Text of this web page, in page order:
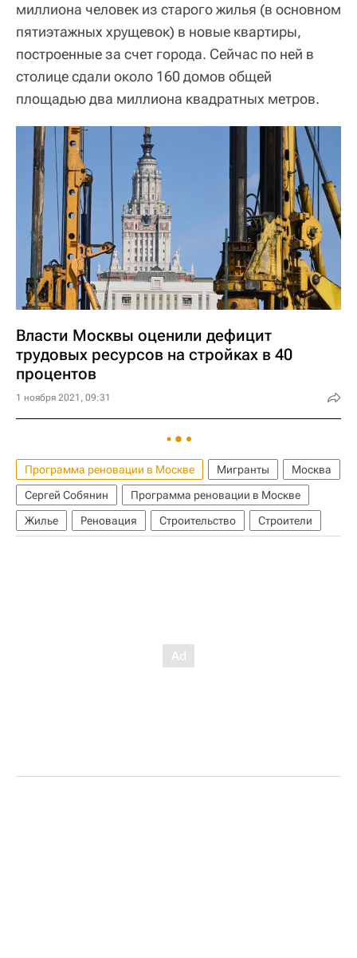
миллиона человек из старого жилья (в основном
пятиэтажных хрущевок) в новые квартиры,
построенные за счет города. Сейчас по ней в
столице сдали около 160 домов общей
площадью два миллиона квадратных метров.
Власти Москвы оценили дефицит
трудовых ресурсов на стройках в 40
процентов
1 ноября 2021, 09:31
Программа реновации в Москве Мигранты
Москва
Сергей Собянин
Программа реновации в Москве
Жилье
Реновация Строительство Строители